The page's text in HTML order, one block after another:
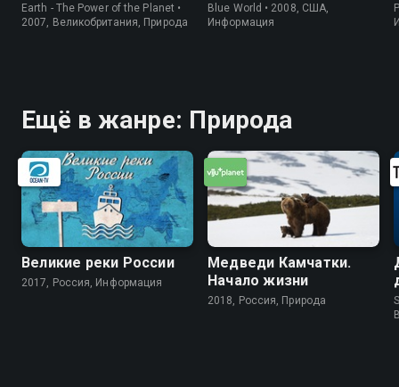
Earth - The Power of the Planet •
2007, Великобритания, Природа
Blue World • 2008, США,
Информация
Ещё в жанре: Природа
Великие реки России
2017, Россия, Информация
Медведи Камчатки.
Начало жизни
2018, Россия, Природа